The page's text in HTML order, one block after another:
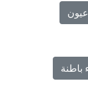
باطنة